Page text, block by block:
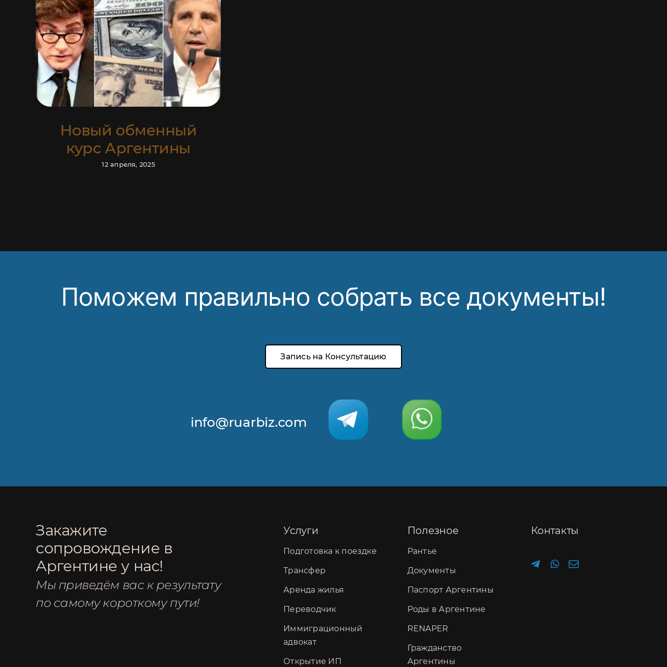
Новый обменный
курс Аргентины
12 апреля, 2025
Поможем правильно собрать все документы!
Запись на Консультацию
info@ruarbiz.com
Закажите
сопровождение в
Аргентине у нас!
Мы приведём вас к результату
по самому короткому пути!
Услуги
Подготовка к поездке
Трансфер
Аренда жилья
Переводчик
Иммиграционный
адвокат
Открытие ИП
Полезное
Рантье
Документы
Паспорт Аргентины
Роды в Аргентине
RENAPER
Гражданство
Аргентины
Контакты